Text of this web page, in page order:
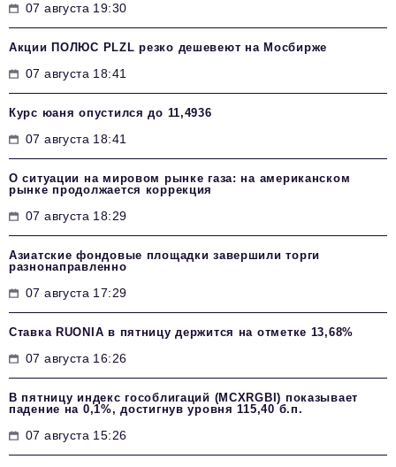
07 августа 19:30
Акции ПОЛЮС PLZL резко дешевеют на Мосбирже
07 августа 18:41
Курс юаня опустился до 11,4936
07 августа 18:41
О ситуации на мировом рынке газа: на американском
рынке продолжается коррекция
07 августа 18:29
Азиатские фондовые площадки завершили торги
разнонаправленно
07 августа 17:29
Ставка RUONIA в пятницу держится на отметке 13,68%
07 августа 16:26
В пятницу индекс гособлигаций (MCXRGBI) показывает
падение на 0,1%, достигнув уровня 115,40 б.п.
07 августа 15:26